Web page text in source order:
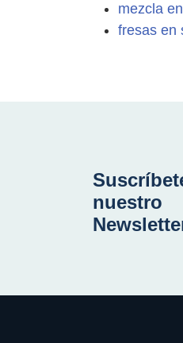
mezcla
fresas en
nuestro